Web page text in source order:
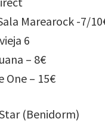
Marearock -7/
6
– 8€
One – 15€
(Benidorm)